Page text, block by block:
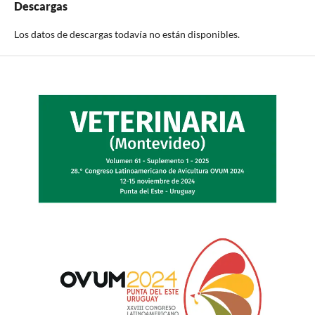
Descargas
Los datos de descargas todavía no están disponibles.